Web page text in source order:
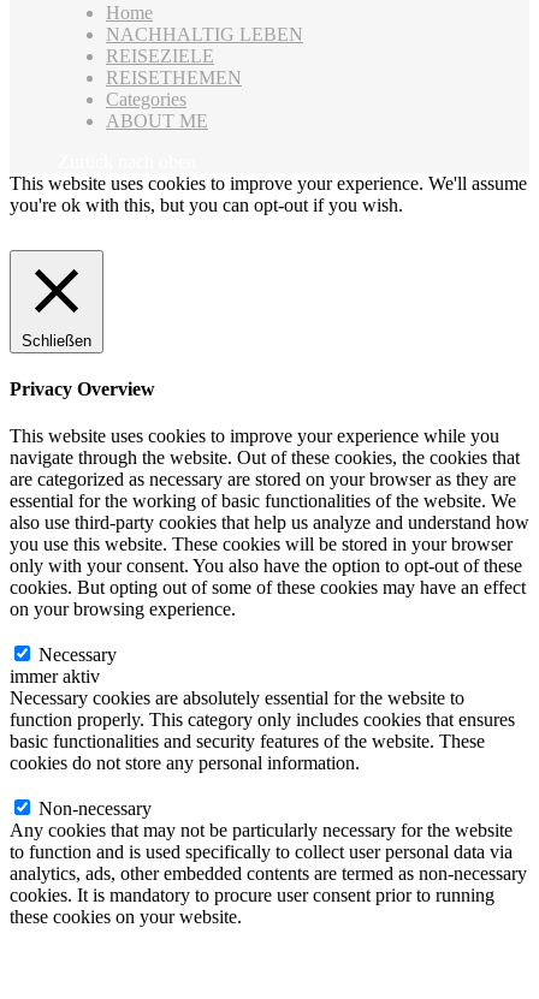
Home
NACHHALTIG LEBEN
REISEZIELE
REISETHEMEN
Categories
ABOUT ME
This website uses cookies to improve your experience. We'll assume
you're ok with this, but you can opt-out if you wish.
Schließen
Privacy Overview
This website uses cookies to improve your experience while you
navigate through the website. Out of these cookies, the cookies that
are categorized as necessary are stored on your browser as they are
essential for the working of basic functionalities of the website. We
also use third-party cookies that help us analyze and understand how
you use this website. These cookies will be stored in your browser
only with your consent. You also have the option to opt-out of these
cookies. But opting out of some of these cookies may have an effect
on your browsing experience.
Necessary
immer aktiv
Necessary cookies are absolutely essential for the website to
function properly. This category only includes cookies that ensures
basic functionalities and security features of the website. These
cookies do not store any personal information.
Non-necessary
Any cookies that may not be particularly necessary for the website
to function and is used specifically to collect user personal data via
analytics, ads, other embedded contents are termed as non-necessary
cookies. It is mandatory to procure user consent prior to running
these cookies on your website.